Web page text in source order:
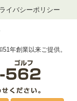
イバシーポリシー
年創業以来ご提供。